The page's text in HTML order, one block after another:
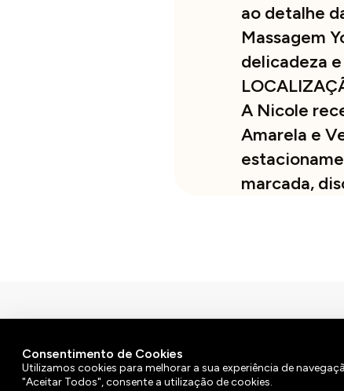
ao detalhe
Massagem
delicadeza
A Nicole
Amarela e
marcada,
Política de Privacidade
Consentimento de Cookies
Utilizamos cookies para melhorar a sua experiência de
"Aceitar Todos", consente a utilização de cookies.